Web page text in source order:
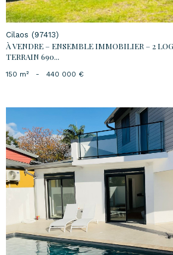
Cilaos (97413)
À VENDRE – ENSEMBLE IMMOBILIER – 2
TERRAIN 690...
150 m² - 440 000 €
voir le
bien